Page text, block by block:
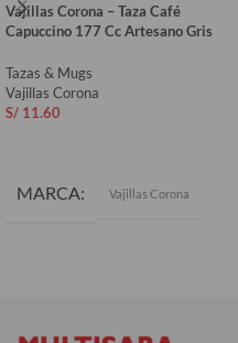
Vajillas Corona – Taza Café
Capuccino 177 Cc Artesano Gris
Tazas & Mugs
Vajillas Corona
S/ 11.60
MARCA Vajillas Corona